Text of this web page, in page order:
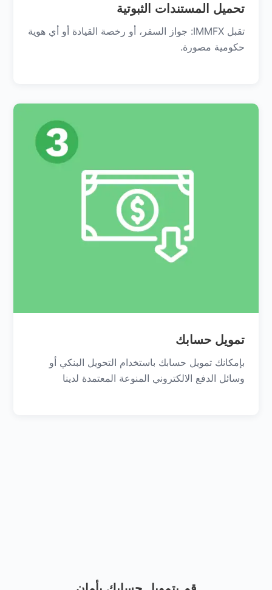
تحميل المستندات الثبوتية
تقبل IMMFX: جواز السفر، أو رخصة القيادة أو أي هوية
حكومية مصورة.
تمويل حسابك
بإمكانك تمويل حسابك باستخدام التحويل البنكي أو
وسائل الدفع الالكتروني المنوعة المعتمدة لدينا